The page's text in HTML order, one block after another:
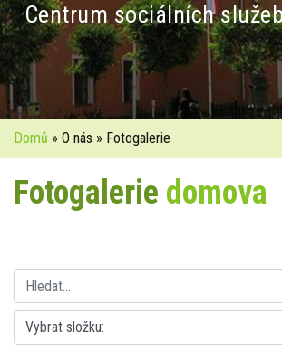
Centrum sociálních
Domů » O nás » Fotogalerie
Fotogalerie domova